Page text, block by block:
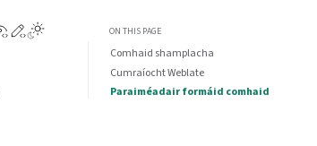
View this page
Edit this pageON THIS PAGE
Comhaid shamplacha
Cumraíocht Weblate
Paraiméadair formáid comhaid